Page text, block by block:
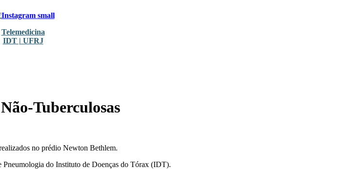
Telemedicina
IDT | UFRJ
Tuberculosas
no prédio Newton Bethlem.
Pneumologia do Instituto de Doenças do Tórax (IDT).